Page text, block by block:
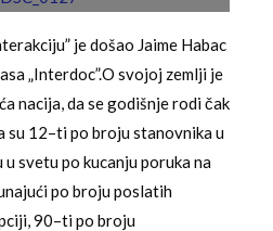
je došao Jaime Habac
„Interdoc”.O svojoj zemlji je
nacija, da se godišnje rodi čak
su 12–ti po broju stanovnika u
svetu po kucanju poruka na
po broju poslatih
90–ti po broju